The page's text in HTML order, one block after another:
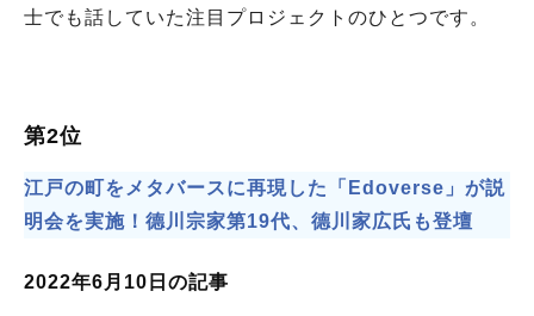
士でも話していた注目プロジェクトのひとつです。
第2位
江戸の町をメタバースに再現した「Edoverse」が説
明会を実施！德川宗家第19代、德川家広氏も登壇
2022年6月10日の記事